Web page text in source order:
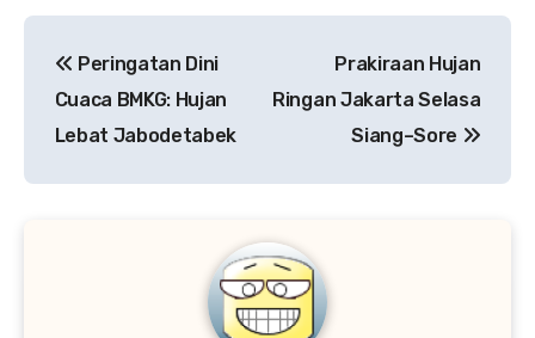
pos
Peringatan Dini
Cuaca BMKG: Hujan
Lebat Jabodetabek
Prakiraan Hujan
Ringan Jakarta Selasa
Siang–Sore